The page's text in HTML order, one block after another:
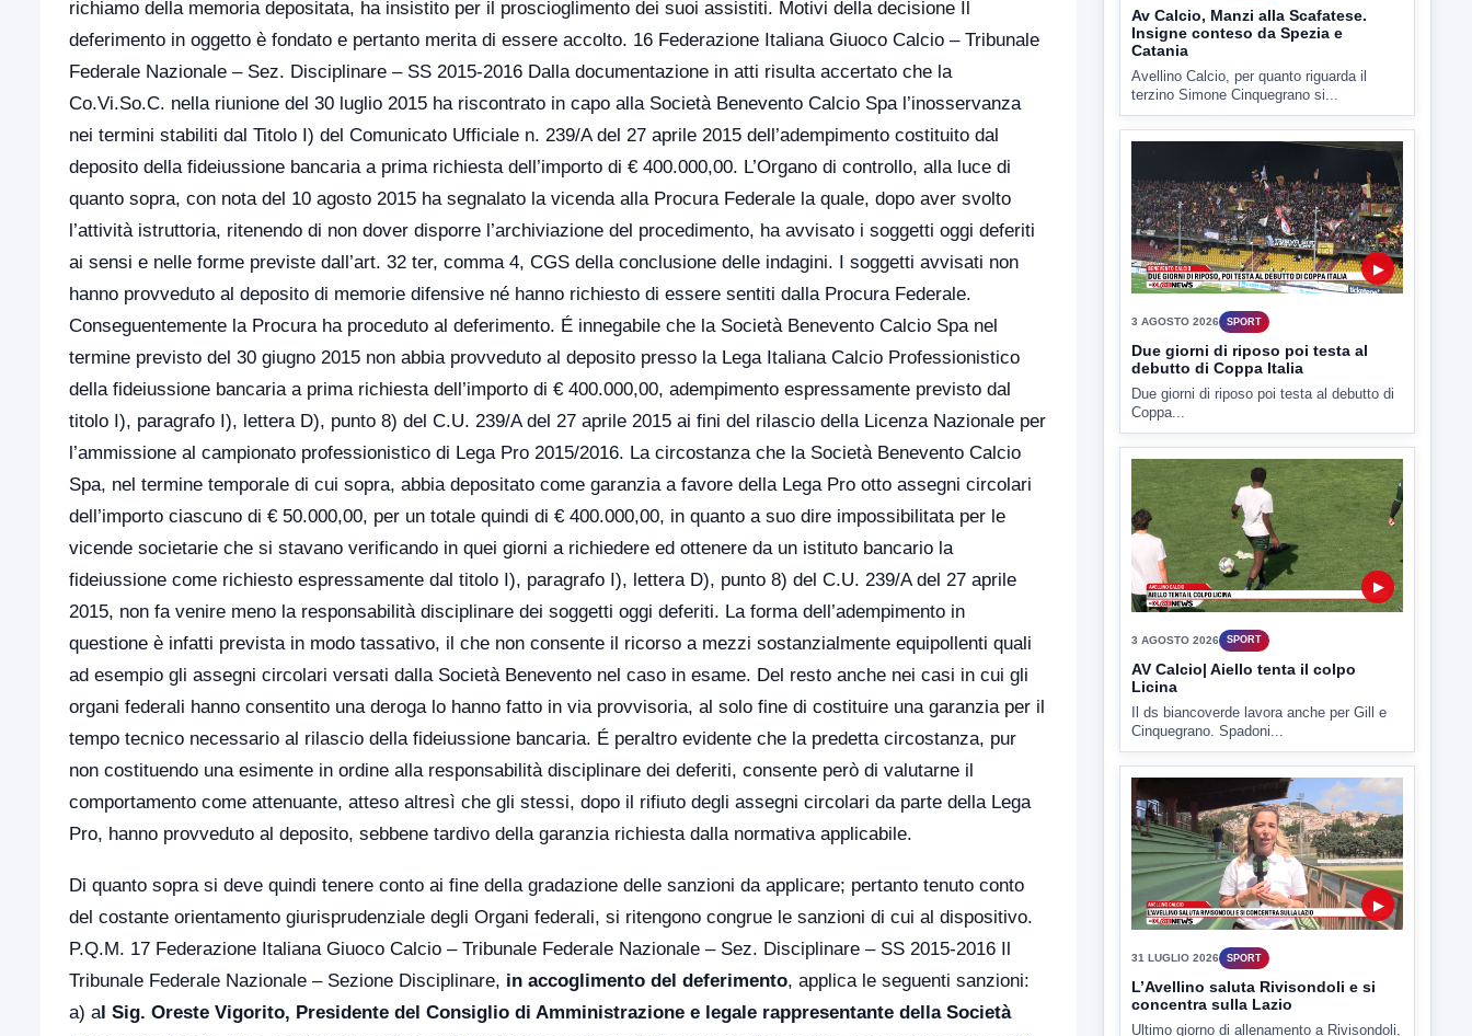
richiamo della memoria depositata, ha insistito per il proscioglimento dei suoi assistiti. Motivi della decisione Il
deferimento in oggetto è fondato e pertanto merita di essere accolto. 16 Federazione Italiana Giuoco Calcio – Tribunale
Federale Nazionale – Sez. Disciplinare – SS 2015-2016 Dalla documentazione in atti risulta accertato che la
Co.Vi.So.C. nella riunione del 30 luglio 2015 ha riscontrato in capo alla Società Benevento Calcio Spa l’inosservanza
nei termini stabiliti dal Titolo I) del Comunicato Ufficiale n. 239/A del 27 aprile 2015 dell’adempimento costituito dal
deposito della fideiussione bancaria a prima richiesta dell’importo di € 400.000,00. L’Organo di controllo, alla luce di
quanto sopra, con nota del 10 agosto 2015 ha segnalato la vicenda alla Procura Federale la quale, dopo aver svolto
l’attività istruttoria, ritenendo di non dover disporre l’archiviazione del procedimento, ha avvisato i soggetti oggi deferiti
ai sensi e nelle forme previste dall’art. 32 ter, comma 4, CGS della conclusione delle indagini. I soggetti avvisati non
hanno provveduto al deposito di memorie difensive né hanno richiesto di essere sentiti dalla Procura Federale.
Conseguentemente la Procura ha proceduto al deferimento. É innegabile che la Società Benevento Calcio Spa nel
termine previsto del 30 giugno 2015 non abbia provveduto al deposito presso la Lega Italiana Calcio Professionistico
della fideiussione bancaria a prima richiesta dell’importo di € 400.000,00, adempimento espressamente previsto dal
titolo I), paragrafo I), lettera D), punto 8) del C.U. 239/A del 27 aprile 2015 ai fini del rilascio della Licenza Nazionale per
l’ammissione al campionato professionistico di Lega Pro 2015/2016. La circostanza che la Società Benevento Calcio
Spa, nel termine temporale di cui sopra, abbia depositato come garanzia a favore della Lega Pro otto assegni circolari
dell’importo ciascuno di € 50.000,00, per un totale quindi di € 400.000,00, in quanto a suo dire impossibilitata per le
vicende societarie che si stavano verificando in quei giorni a richiedere ed ottenere da un istituto bancario la
fideiussione come richiesto espressamente dal titolo I), paragrafo I), lettera D), punto 8) del C.U. 239/A del 27 aprile
2015, non fa venire meno la responsabilità disciplinare dei soggetti oggi deferiti. La forma dell’adempimento in
questione è infatti prevista in modo tassativo, il che non consente il ricorso a mezzi sostanzialmente equipollenti quali
ad esempio gli assegni circolari versati dalla Società Benevento nel caso in esame. Del resto anche nei casi in cui gli
organi federali hanno consentito una deroga lo hanno fatto in via provvisoria, al solo fine di costituire una garanzia per il
tempo tecnico necessario al rilascio della fideiussione bancaria. É peraltro evidente che la predetta circostanza, pur
non costituendo una esimente in ordine alla responsabilità disciplinare dei deferiti, consente però di valutarne il
comportamento come attenuante, atteso altresì che gli stessi, dopo il rifiuto degli assegni circolari da parte della Lega
Pro, hanno provveduto al deposito, sebbene tardivo della garanzia richiesta dalla normativa applicabile.
Di quanto sopra si deve quindi tenere conto ai fine della gradazione delle sanzioni da applicare; pertanto tenuto conto
del costante orientamento giurisprudenziale degli Organi federali, si ritengono congrue le sanzioni di cui al dispositivo.
P.Q.M. 17 Federazione Italiana Giuoco Calcio – Tribunale Federale Nazionale – Sez. Disciplinare – SS 2015-2016 Il
Tribunale Federale Nazionale – Sezione Disciplinare, in accoglimento del deferimento, applica le seguenti sanzioni:
a) al Sig. Oreste Vigorito, Presidente del Consiglio di Amministrazione e legale rappresentante della Società
Av Calcio, Manzi alla Scafatese.
Insigne conteso da Spezia e
Catania
Avellino Calcio, per quanto riguarda il
terzino Simone Cinquegrano si...
3 AGOSTO 2026 SPORT
Due giorni di riposo poi testa al
debutto di Coppa Italia
Due giorni di riposo poi testa al debutto di
Coppa...
3 AGOSTO 2026 SPORT
AV Calcio| Aiello tenta il colpo
Licina
Il ds biancoverde lavora anche per Gill e
Cinquegrano. Spadoni...